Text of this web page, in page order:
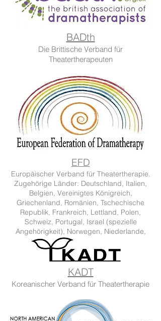
BADth
Die Brittische Verband für
Theatertherapeuten
EFD
Europäischer Verband für Theatertherapie.
Zugehörige Länder: Deutschland, Italien,
Belgien, Vereinigtes Königreich,
Griechenland, Romänien, Tschechische
Republik, Frankreich, Lettland, Polen,
Schweiz, Portugal, Israel (spezielle
Angehörigkeit), Norwegen, Niederlande,
Slowenien
KADT
Koreanischer Verband für Theatertherapie